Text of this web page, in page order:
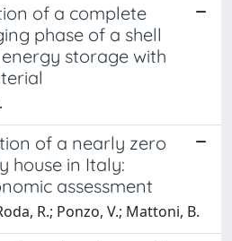
of a complete
phase of a shell
storage with
of a nearly zero
house in Italy:
assessment
R.; Ponzo, V.; Mattoni, B.